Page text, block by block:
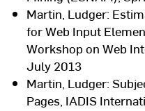
Martin, Ludger:
for Web Input
Workshop on Web
July 2013
Martin, Ludger:
Pages, IADIS